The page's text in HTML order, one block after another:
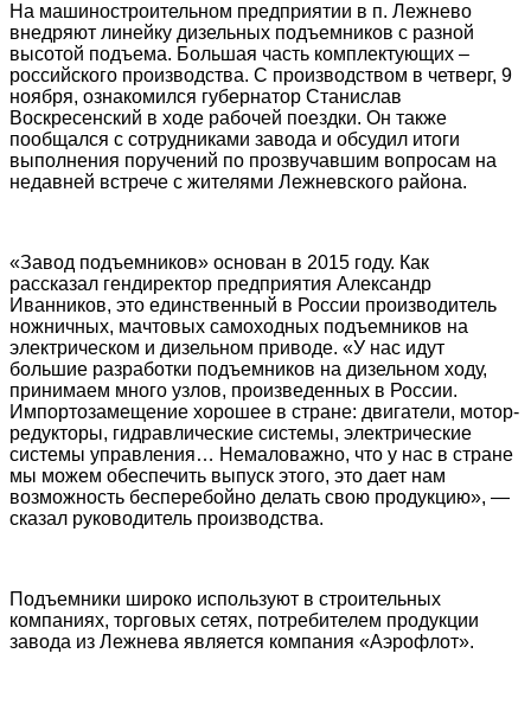
На машиностроительном предприятии в п. Лежнево
внедряют линейку дизельных подъемников с разной
высотой подъема. Большая часть комплектующих –
российского производства. С производством в четверг, 9
ноября, ознакомился губернатор Станислав
Воскресенский в ходе рабочей поездки. Он также
пообщался с сотрудниками завода и обсудил итоги
выполнения поручений по прозвучавшим вопросам на
недавней встрече с жителями Лежневского района.
«Завод подъемников» основан в 2015 году. Как
рассказал гендиректор предприятия Александр
Иванников, это единственный в России производитель
ножничных, мачтовых самоходных подъемников на
электрическом и дизельном приводе. «У нас идут
большие разработки подъемников на дизельном ходу,
принимаем много узлов, произведенных в России.
Импортозамещение хорошее в стране: двигатели, мотор-
редукторы, гидравлические системы, электрические
системы управления… Немаловажно, что у нас в стране
мы можем обеспечить выпуск этого, это дает нам
возможность бесперебойно делать свою продукцию», —
сказал руководитель производства.
Подъемники широко используют в строительных
компаниях, торговых сетях, потребителем продукции
завода из Лежнева является компания «Аэрофлот».